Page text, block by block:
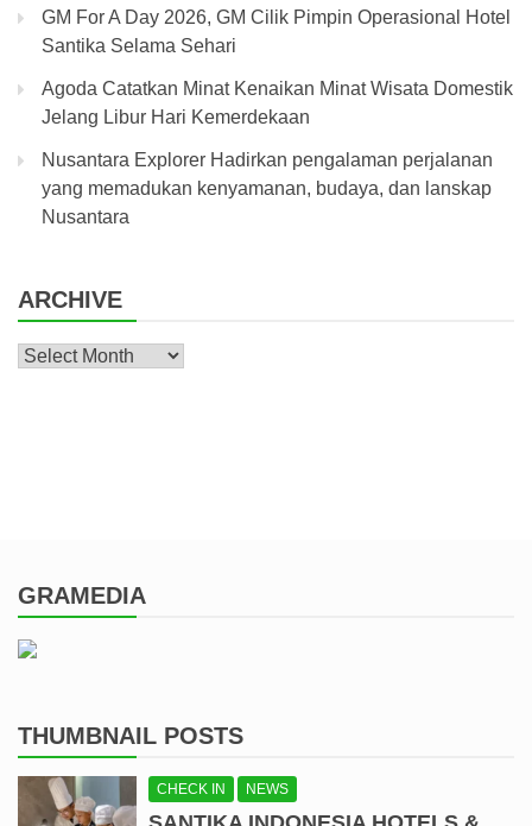
GM For A Day 2026, GM Cilik Pimpin Operasional Hotel
Santika Selama Sehari
Agoda Catatkan Minat Kenaikan Minat Wisata Domestik
Jelang Libur Hari Kemerdekaan
Nusantara Explorer Hadirkan pengalaman perjalanan
yang memadukan kenyamanan, budaya, dan lanskap
Nusantara
ARCHIVE
Archive
GRAMEDIA
THUMBNAIL POSTS
CHECK IN NEWS